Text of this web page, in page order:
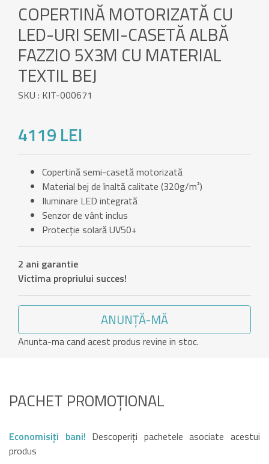
COPERTINĂ MOTORIZATĂ CU
LED-URI SEMI-CASETĂ ALBĂ
FAZZIO 5X3M CU MATERIAL
TEXTIL BEJ
SKU : KIT-000671
4119 LEI
Copertină semi-casetă motorizată
Material bej de înaltă calitate (320g/m²)
Iluminare LED integrată
Senzor de vânt inclus
Protecție solară UV50+
2 ani garantie
Victima propriului succes!
ANUNȚĂ-MĂ
Anunta-ma cand acest produs revine in stoc.
PACHET PROMOȚIONAL
Economisiți bani! Descoperiți pachetele asociate acestui
produs